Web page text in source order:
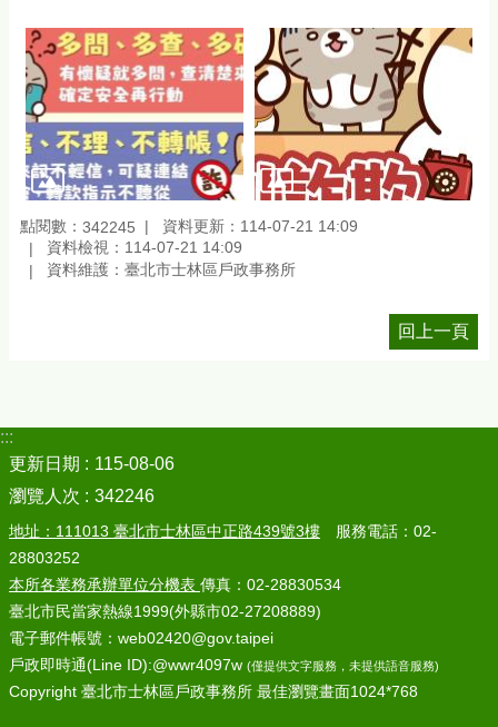
點閱數： 342245
資料更新：114-07-21 14:09
資料檢視：114-07-21 14:09
資料維護：臺北市士林區戶政事務所
回上一頁
:::
更新日期
115-08-06
瀏覽人次
342246
地址：111013 臺北市士林區中正路439號3樓 服務電話：02-
28803252
本所各業務承辦單位分機表 傳真：02-28830534
臺北市民當家熱線1999(外縣市02-27208889)
電子郵件帳號：web02420@gov.taipei
戶政即時通(Line ID):@wwr4097w (僅提供文字服務，未提供語音服務)
Copyright 臺北市士林區戶政事務所 最佳瀏覽畫面1024*768